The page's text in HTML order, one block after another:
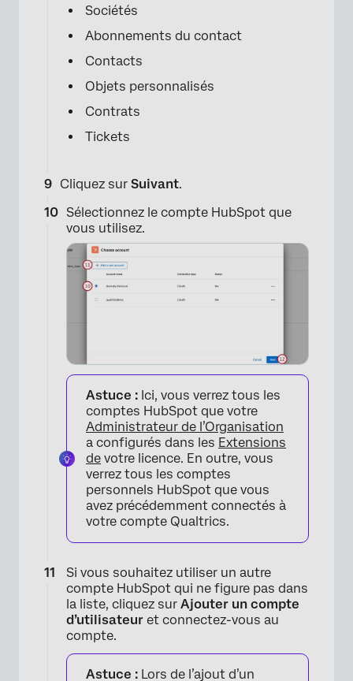
×
Sociétés
Abonnements du contact
Contacts
Objets personnalisés
Contrats
Tickets
Cliquez sur Suivant.
Sélectionnez le compte HubSpot que
vous utilisez.
Astuce : Ici, vous verrez tous les
comptes HubSpot que votre
Administrateur de l’Organisation
a configurés dans les Extensions
de votre licence. En outre, vous
verrez tous les comptes
personnels HubSpot que vous
avez précédemment connectés à
votre compte Qualtrics.
Si vous souhaitez utiliser un autre
compte HubSpot qui ne figure pas dans
la liste, cliquez sur Ajouter un compte
d’utilisateur et connectez-vous au
compte.
Astuce : Lors de l’ajout d’un